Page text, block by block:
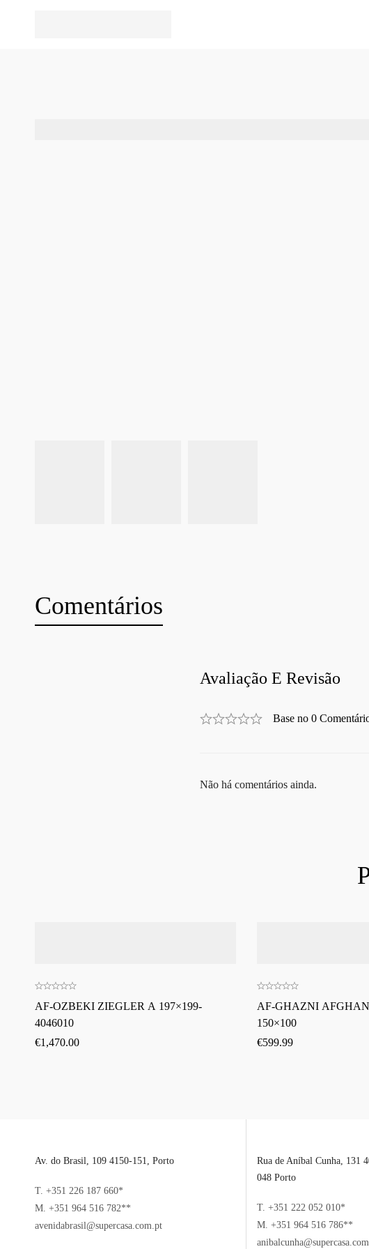
Comentários
Avaliação E Revisão
Base no 0
Não há comentários ainda.
AF-OZBEKI ZIEGLER A 197×199-
4046010
€1,470.00
AF-GHAZNI
150×100
€599.99
Av. do Brasil, 109 4150-151, Porto
T. +351 226 187 660*
M. +351 964 516 782**
avenidabrasil@supercasa.com.pt
Rua de Aníbal Cunha, 131
048 Porto
T. +351 222 052 010*
M. +351 964 516 786**